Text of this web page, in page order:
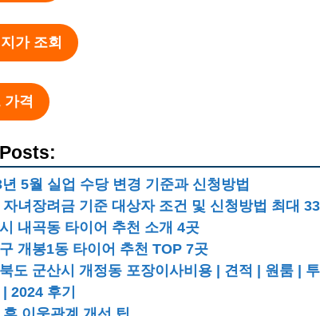
가 조회
가격
5월 실업 수당 변경 기준과 신청방법
자녀장려금 기준 대상자 조건 및 신청방법 최대
내곡동 타이어 추천 소개 4곳
개봉1동 타이어 추천 TOP 7곳
도 군산시 개정동 포장이사비용 | 견적 | 원룸 |
2024 후기